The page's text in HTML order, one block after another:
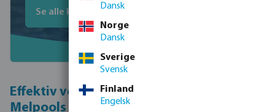
Se alle kemikalier
Effektiv vedligeholdelse af din pool med
Melpools kemikalier til poolrengøring
Dansk
Norge
Dansk
Sverige
Svensk
Finland
Engelsk